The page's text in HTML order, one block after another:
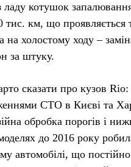
ладу котушок
тис. км, що проявляється
на холостому ходу –
за штуку.
сказати про кузов Rio:
СТО в Києві та
обробка порогів і
до 2016 року
автомобілі, що постійно